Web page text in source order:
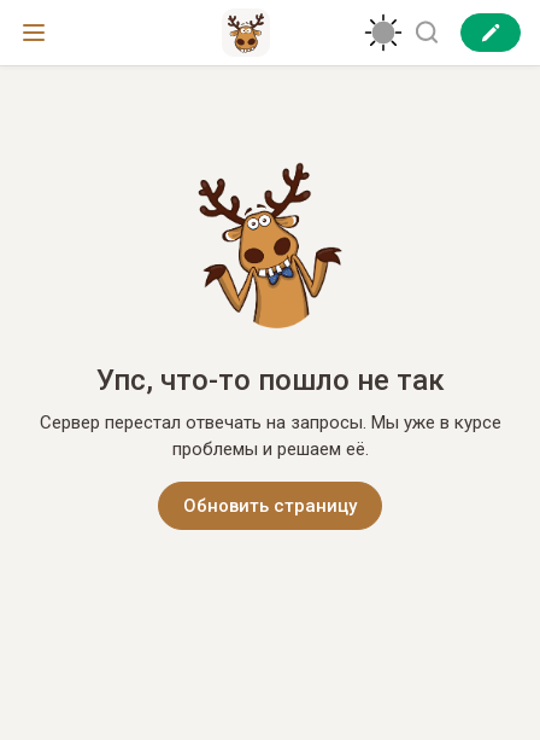
Упс, что-то пошло не так
Сервер перестал отвечать на запросы. Мы уже в курсе
проблемы и решаем её.
Обновить страницу